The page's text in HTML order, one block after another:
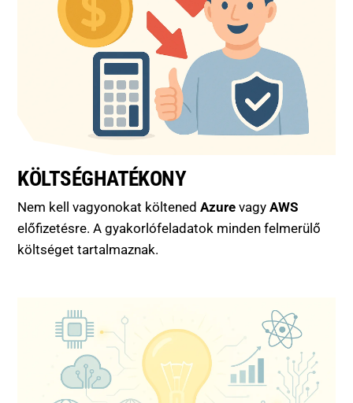
KÖLTSÉGHATÉKONY
Nem kell vagyonokat költenedAzure vagyAWS
előfizetésre. A gyakorlófeladatok minden felmerülő
költséget tartalmaznak.